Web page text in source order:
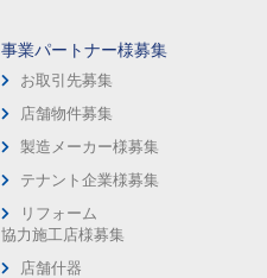
事業パートナー様募集
お取引先募集
店舗物件募集
製造メーカー様募集
テナント企業様募集
リフォーム
協力施工店様募集
店舗什器